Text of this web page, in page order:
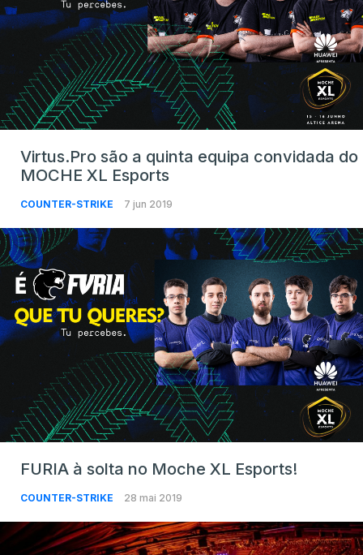
Virtus.Pro são a quinta equipa convidada do
MOCHE XL Esports
COUNTER-STRIKE 7 jun 2019
FURIA à solta no Moche XL Esports!
COUNTER-STRIKE 28 mai 2019